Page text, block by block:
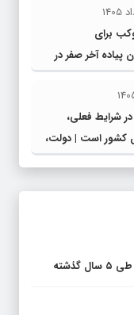
خراسان رضوی
از ۱۵ موکب برای
پیاده آخر صفر در
شرایط فعلی،
کشور است | دولت،
ناترازی را